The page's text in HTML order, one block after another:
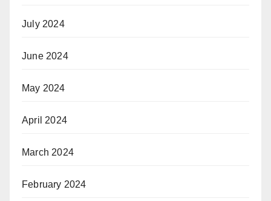
July 2024
June 2024
May 2024
April 2024
March 2024
February 2024